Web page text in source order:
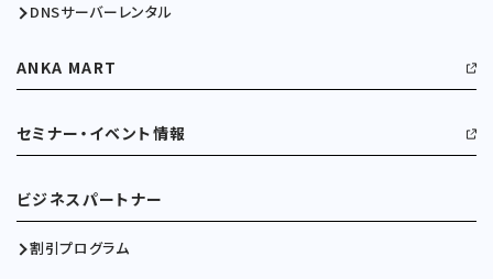
DNSサーバーレンタル
ANKA MART
セミナー・イベント情報
ビジネスパートナー
割引プログラム